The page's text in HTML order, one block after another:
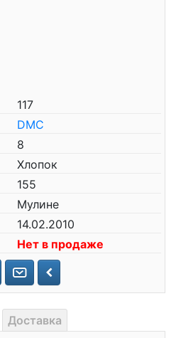
117
DMC
8
Хлопок
155
Мулине
14.02.2010
Нет в продаже
Доставка